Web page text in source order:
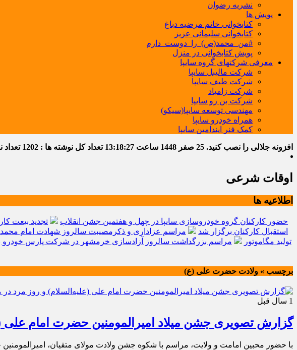
نشریه رضوان
پویش ها
کتابخوانی خانم مرضیه دباغ
کتابخوانی سلیمانی عزیز
#من_محمد(ص)_را_دوست_دارم
پویش کتابخوانی در منزل
معرفی شرکتهای گروه سایپا
شرکت مالیبل سایپا
شرکت طیف سایپا
شرکت زامیاد
شرکت بن رو سایپا
مهندسی توسعه سایپا(سیکو)
همراه خودرو سایپا
کمک فنر ایندامین سایپا
افزونه جلالی را نصب کنید. 25 صفر 1448 ساعت 13:18:28 تعداد کل نوشته ها : 1202 تعداد
اوقات شرعی
اطلاعیه ها
حضور کارکنان گروه خودروسازی سایپا در چهل و هفتمین جشن انقلاب تجدید بیعت
استقبال کارکنان برگزار شد
مراسم عزاداری و ذکرمصیبت سالروز شهادت امام
تولید مگاموتور
مراسم بزرگداشت سالروز آزادسازی خرمشهر در شرکت پارس خودرو
برچسب » ولادت حضرت علی (ع)
1 سال قبل
گزارش تصویری جشن میلاد امیرالمومنین حضرت امام علی
با حضور محبین امامت و ولایت، مراسم با شکوه جشن ولادت مولای متقیان،